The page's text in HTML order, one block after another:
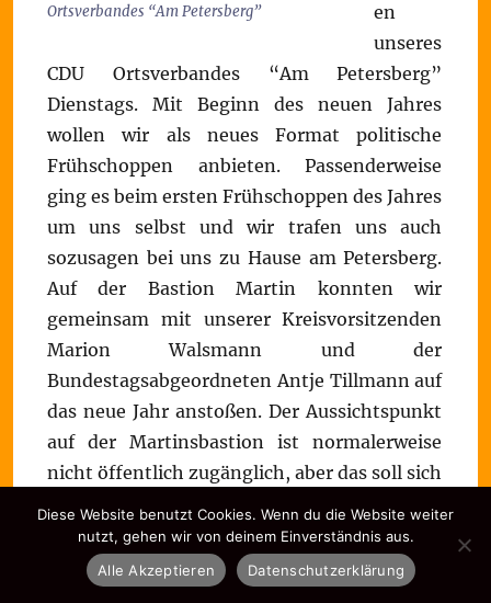
Ortsverbandes “Am Petersberg”
en
unseres
CDU Ortsverbandes “Am Petersberg”
Dienstags. Mit Beginn des neuen Jahres
wollen wir als neues Format politische
Frühschoppen anbieten. Passenderweise
ging es beim ersten Frühschoppen des Jahres
um uns selbst und wir trafen uns auch
sozusagen bei uns zu Hause am Petersberg.
Auf der Bastion Martin konnten wir
gemeinsam mit unserer Kreisvorsitzenden
Marion Walsmann und der
Bundestagsabgeordneten Antje Tillmann auf
das neue Jahr anstoßen. Der Aussichtspunkt
auf der Martinsbastion ist normalerweise
nicht öffentlich zugänglich, aber das soll sich
zur Buga 2021 ändern. Derzeit ist der Zugang
abgeschlossen und wird (wie die
Hinterlassenschaften belegen) nur von
Diese Website benutzt Cookies. Wenn du die Website weiter
nutzt, gehen wir von deinem Einverständnis aus.
Alle Akzeptieren
Datenschutzerklärung